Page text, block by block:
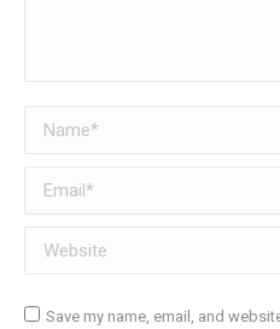
Name *
Email *
Website
Save my name, email, and